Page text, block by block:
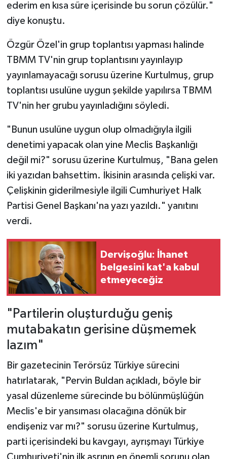
ederim en kısa süre içerisinde bu sorun çözülür."
diye konuştu.
Özgür Özel'in grup toplantısı yapması halinde
TBMM TV'nin grup toplantısını yayınlayıp
yayınlamayacağı sorusu üzerine Kurtulmuş, grup
toplantısı usulüne uygun şekilde yapılırsa TBMM
TV'nin her grubu yayınladığını söyledi.
"Bunun usulüne uygun olup olmadığıyla ilgili
denetimi yapacak olan yine Meclis Başkanlığı
değil mi?" sorusu üzerine Kurtulmuş, "Bana gelen
iki yazıdan bahsettim. İkisinin arasında çelişki var.
Çelişkinin giderilmesiyle ilgili Cumhuriyet Halk
Partisi Genel Başkanı'na yazı yazıldı." yanıtını
verdi.
Dervişoğlu: İhanet
belgesini kat'a kabul
etmeyeceğiz
"Partilerin oluşturduğu geniş
mutabakatın gerisine düşmemek
lazım"
Bir gazetecinin Terörsüz Türkiye sürecini
hatırlatarak, "Pervin Buldan açıkladı, böyle bir
yasal düzenleme sürecinde bu bölünmüşlüğün
Meclis'e bir yansıması olacağına dönük bir
endişeniz var mı?" sorusu üzerine Kurtulmuş,
parti içerisindeki bu kavgayı, ayrışmayı Türkiye
Cumhuriyeti'nin ilk asrının en önemli sorunu olan